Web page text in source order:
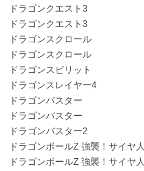
ドラゴンクエスト3
ドラゴンクエスト3
ドラゴンスクロール
ドラゴンスクロール
ドラゴンスピリット
ドラゴンスレイヤー4
ドラゴンバスター
ドラゴンバスター
ドラゴンバスター2
ドラゴンボールZ 強襲！サイヤ人
ドラゴンボールZ 強襲！サイヤ人